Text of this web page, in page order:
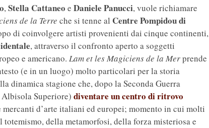
,Stella Cattaneo e Daniele Panucci, vuole richiamare
de la Terre che si tenne al Centre Pompidou di
di coinvolgere artisti provenienti dai cinque continenti,
, attraverso il confronto aperto a soggetti
e americano. Lam et les Magiciens de la Merprende
(e in un luogo) molto particolari per la storia
dinamica stagione che, dopo la Seconda Guerra
Superiore) diventare un centro di ritrovo
d’arte italiani ed europei; momento in cui molti
della metamorfosi, della forza misteriosa e